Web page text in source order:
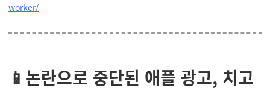
worker/
📱논란으로 중단된 애플 광고, 치고